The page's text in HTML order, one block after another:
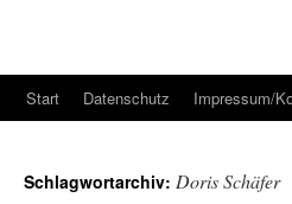
Start Datenschutz Impressum/
Schlagwortarchiv: Doris Schäfer